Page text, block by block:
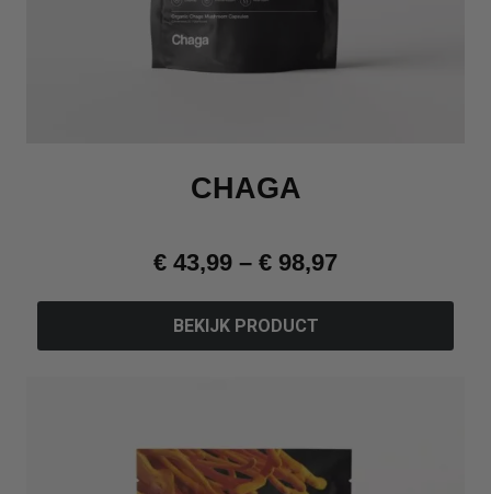
CHAGA
€ 43,99 – € 98,97
BEKIJK PRODUCT